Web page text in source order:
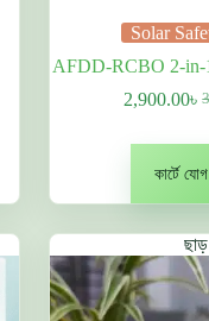
Solar
AFDD-RCBO 2-in-
2,900.00৳
কার্টে
ছাড়